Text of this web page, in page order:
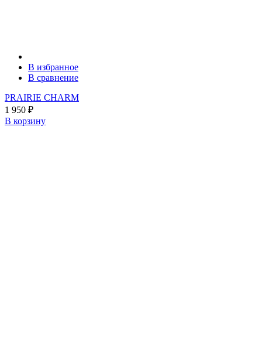
В избранное
В сравнение
PRAIRIE CHARM
1 950 ₽
В корзину